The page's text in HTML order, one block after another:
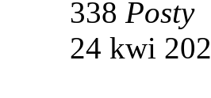
338 Posty
24 kwi